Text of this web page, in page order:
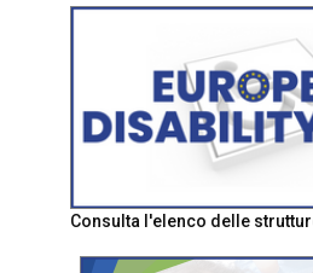
Consulta l'elenco delle